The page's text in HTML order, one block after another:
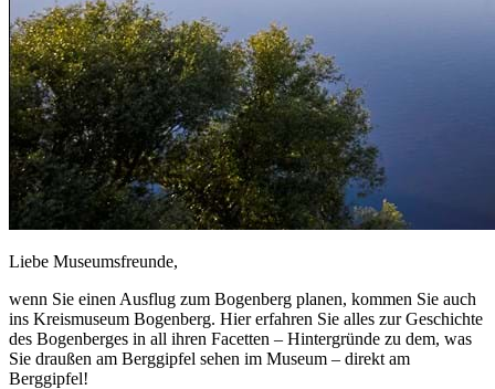
Liebe Museumsfreunde,
wenn Sie einen Ausflug zum Bogenberg planen, kommen Sie auch
ins Kreismuseum Bogenberg. Hier erfahren Sie alles zur Geschichte
des Bogenberges in all ihren Facetten – Hintergründe zu dem, was
Sie draußen am Berggipfel sehen im Museum – direkt am
Berggipfel!